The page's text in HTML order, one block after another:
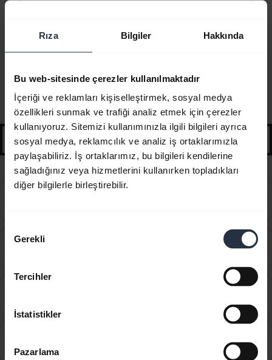
Rıza Bilgiler Hakkında
Bu web-sitesinde çerezler kullanılmaktadır
İçeriği ve reklamları kişiselleştirmek, sosyal medya
özellikleri sunmak ve trafiği analiz etmek için çerezler
kullanıyoruz. Sitemizi kullanımınızla ilgili bilgileri ayrıca
sosyal medya, reklamcılık ve analiz iş ortaklarımızla
paylaşabiliriz. İş ortaklarımız, bu bilgileri kendilerine
sağladığınız veya hizmetlerini kullanırken topladıkları
diğer bilgilerle birleştirebilir.
Seçimi
Gerekli
Tercihler
İstatistikler
Pazarlama
Başlarken kullanabileceğiniz rehber bilgiler ve
ipuçları
search
Jabra Direct Cloud yazılımını son kullanıcılar için ilk
Jabra PanaCast 50'nin Jabra Xpress aracılığıyla
chevron_right
tarayıcılarını desteklemektedir?
chevron_right